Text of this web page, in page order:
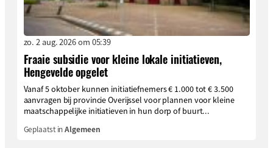
zo. 2 aug. 2026 om 05:39
Fraaie subsidie voor kleine lokale initiatieven,
Hengevelde opgelet
Vanaf 5 oktober kunnen initiatiefnemers € 1.000 tot € 3.500
aanvragen bij provincie Overijssel voor plannen voor kleine
maatschappelijke initiatieven in hun dorp of buurt...
Geplaatst inAlgemeen